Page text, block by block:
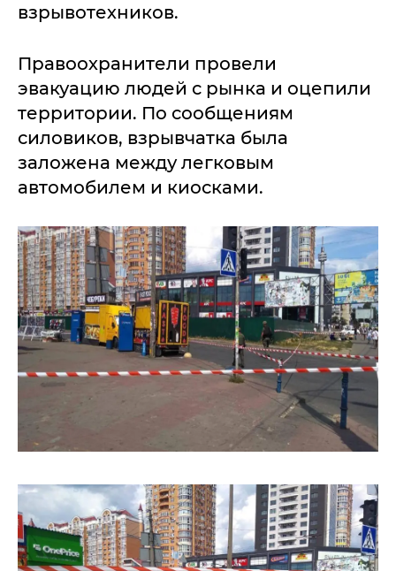
взрывотехников.
Правоохранители провели
эвакуацию людей с рынка и оцепили
территории. По сообщениям
силовиков, взрывчатка была
заложена между легковым
автомобилем и киосками.